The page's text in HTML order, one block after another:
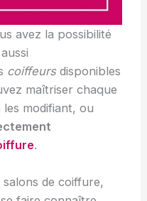
avez la possibilité
coiffeursdisponibles
maîtriser chaque
modifiant, ou
.
de coiffure,